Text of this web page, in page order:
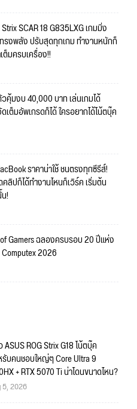
SCAR 18 G835LXG เกมมิ่ง
รงพลัง ปรับสุดทุกเกม ทำงานหนักก็
ต็มครบเครื่อง!!
คุ้มงบ 40,000 บาท เล่นเกมได้
ต็มอัพเกรดก็ได้ ใครอยากได้โน้ตบุ๊ค
ราคาน่าใช้ ชนตรงทุกซีรีส์!
ลิปก็ได้ทำงานไหนก็เวิร์ค เริ่มต้น
!
Gamers ฉลองครบรอบ 20 ปีแห่ง
2026
ASUS ROG Strix G18 โน้ตบุ๊ค
บคนชอบใหญ่ๆ Core Ultra 9
+ RTX 5070 Ti น่าโดนขนาดไหน?
5, 2026